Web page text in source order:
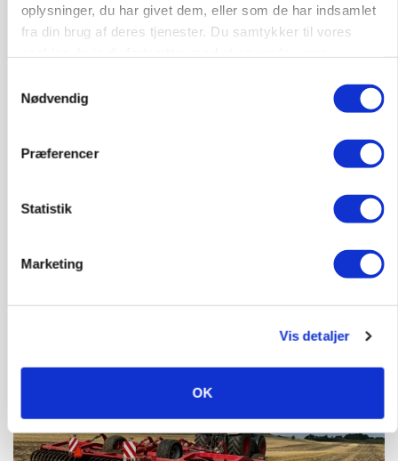
oplysninger, du har givet dem, eller som de har indsamlet
fra din brug af deres tjenester. Du samtykker til vores
Nødvendig
Præferencer
Statistik
Marketing
Vis detaljer
OK
Annonce
Loading...